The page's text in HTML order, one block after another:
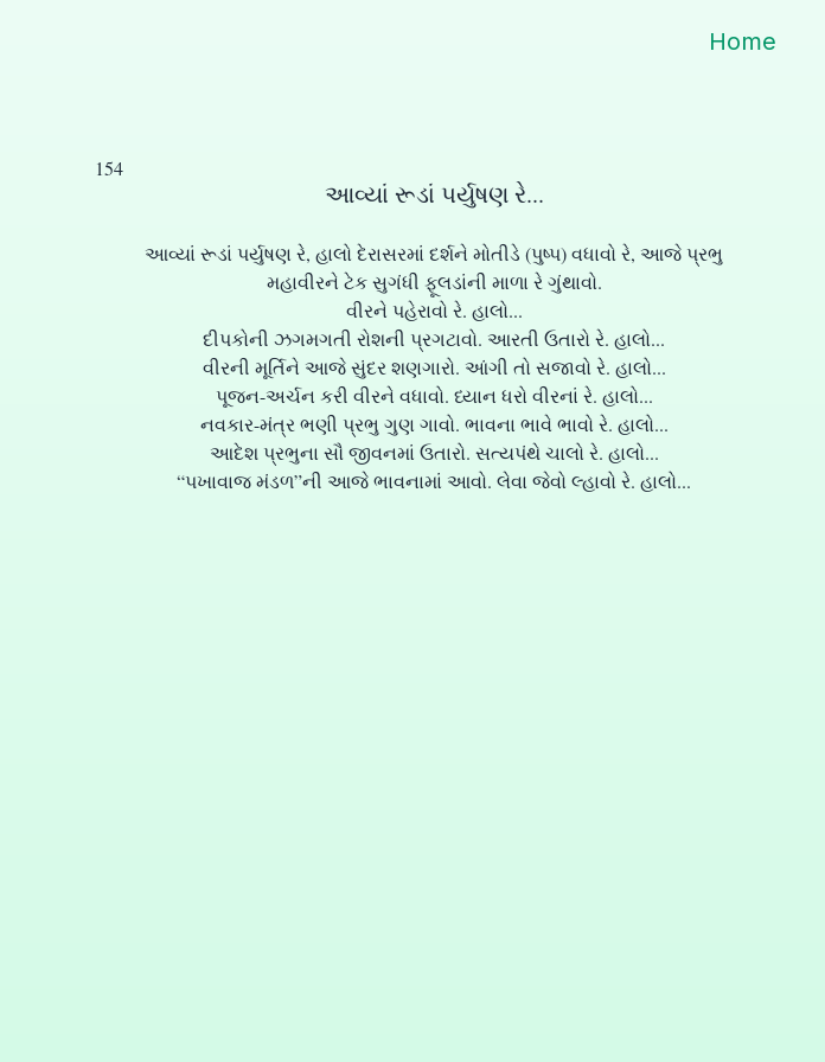
Home
આવ્યાં રૂડાં પર્યુષણ રે...
આવ્યાં રૂડાં પર્યુષણ રે, હાલો દેરાસરમાં દર્શને મોતીડે (પુષ્પ) વધાવો રે, આજે પ્રભુ
મહાવીરને ટેક સુગંધી ફૂલડાંની માળા રે ગુંથાવો.
વીરને પહેરાવો રે. હાલો...
દીપકોની ઝગમગતી રોશની પ્રગટાવો. આરતી ઉતારો રે. હાલો...
વીરની મૂર્તિને આજે સુંદર શણગારો. આંગી તો સજાવો રે. હાલો...
પૂજન-અર્ચન કરી વીરને વધાવો. ધ્યાન ધરો વીરનાં રે. હાલો...
નવકાર-મંત્ર ભણી પ્રભુ ગુણ ગાવો. ભાવના ભાવે ભાવો રે. હાલો...
આદેશ પ્રભુના સૌ જીવનમાં ઉતારો. સત્યપંથે ચાલો રે. હાલો...
“પખાવાજ મંડળ”ની આજે ભાવનામાં આવો. લેવા જેવો લ્હાવો રે. હાલો...
154